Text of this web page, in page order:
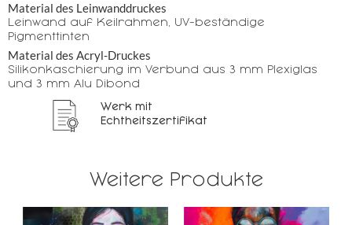
Material des Leinwanddruckes
Leinwand auf Keilrahmen, UV-beständige
Pigmenttinten
Material des Acryl-Druckes
Silikonkaschierung im Verbund aus 3 mm Plexiglas
und 3 mm Alu Dibond
Werk mit
Echtheitszertifikat
Weitere Produkte